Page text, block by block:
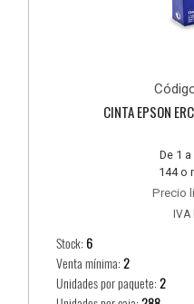
CINTA EPSON
De 1 a
144 o
Precio
IVA
Stock: 6
Venta mínima:2
Unidades por paquete:2